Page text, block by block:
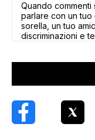
Quando commenti
parlare con un tuo
sorella, un tuo
discriminazioni e